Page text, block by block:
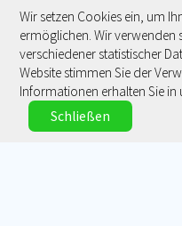
Wir setzen Cookies ein, um
ermöglichen. Wir verwenden
verschiedener statistischer
Website stimmen Sie der
Informationen erhalten Sie in
Schließen